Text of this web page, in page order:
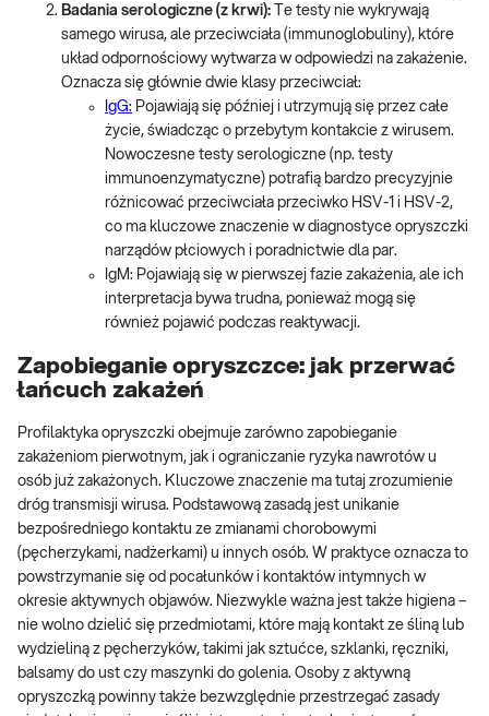
Badania serologiczne (z krwi): Te testy nie wykrywają
samego wirusa, ale przeciwciała (immunoglobuliny), które
układ odpornościowy wytwarza w odpowiedzi na zakażenie.
Oznacza się głównie dwie klasy przeciwciał:
IgG: Pojawiają się później i utrzymują się przez całe
życie, świadcząc o przebytym kontakcie z wirusem.
Nowoczesne testy serologiczne (np. testy
immunoenzymatyczne) potrafią bardzo precyzyjnie
różnicować przeciwciała przeciwko HSV-1 i HSV-2,
co ma kluczowe znaczenie w diagnostyce opryszczki
narządów płciowych i poradnictwie dla par.
IgM: Pojawiają się w pierwszej fazie zakażenia, ale ich
interpretacja bywa trudna, ponieważ mogą się
również pojawić podczas reaktywacji.
Zapobieganie opryszczce: jak przerwać
łańcuch zakażeń
Profilaktyka opryszczki obejmuje zarówno zapobieganie
zakażeniom pierwotnym, jak i ograniczanie ryzyka nawrotów u
osób już zakażonych. Kluczowe znaczenie ma tutaj zrozumienie
dróg transmisji wirusa. Podstawową zasadą jest unikanie
bezpośredniego kontaktu ze zmianami chorobowymi
(pęcherzykami, nadżerkami) u innych osób. W praktyce oznacza to
powstrzymanie się od pocałunków i kontaktów intymnych w
okresie aktywnych objawów. Niezwykle ważna jest także higiena –
nie wolno dzielić się przedmiotami, które mają kontakt ze śliną lub
wydzieliną z pęcherzyków, takimi jak sztućce, szklanki, ręczniki,
balsamy do ust czy maszynki do golenia. Osoby z aktywną
opryszczką powinny także bezwzględnie przestrzegać zasady